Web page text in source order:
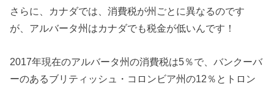
さらに、カナダでは、消費税が州ごとに異なるのです
が、アルバータ州はカナダでも税金が低いんです！
2017年現在のアルバータ州の消費税は5％で、バンクーバ
ーのあるブリティッシュ・コロンビア州の12％とトロン